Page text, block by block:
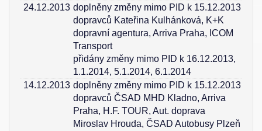
24.12.2013 doplněny změny mimo PID k 15.12.2013
dopravců Kateřina Kulhánková, K+K
dopravní agentura, Arriva Praha, ICOM
Transport
přidány změny mimo PID k 16.12.2013,
1.1.2014, 5.1.2014, 6.1.2014
14.12.2013 doplněny změny mimo PID k 15.12.2013
dopravců ČSAD MHD Kladno, Arriva
Praha, H.F. TOUR, Aut. doprava
Miroslav Hrouda, ČSAD Autobusy Plzeň